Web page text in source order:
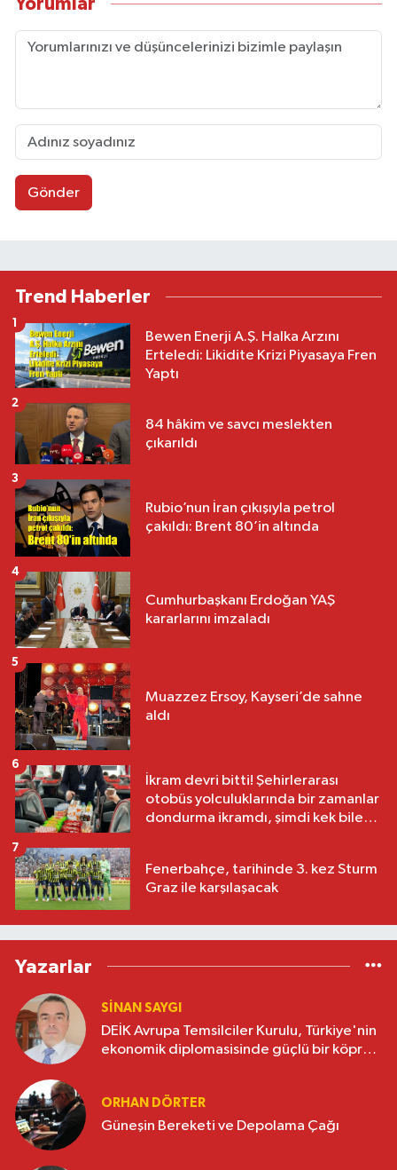
Gönder
Trend Haberler
Bewen Enerji A.Ş. Halka Arzını
Erteledi: Likidite Krizi Piyasaya Fren
Yaptı
1
84 hâkim ve savcı meslekten
çıkarıldı
2
Rubio’nun İran çıkışıyla petrol
çakıldı: Brent 80’in altında
3
Cumhurbaşkanı Erdoğan YAŞ
kararlarını imzaladı
4
Muazzez Ersoy, Kayseri’de sahne
aldı
5
İkram devri bitti! Şehirlerarası
otobüs yolculuklarında bir zamanlar
dondurma ikramdı, şimdi kek bile
6
Fenerbahçe, tarihinde 3. kez Sturm
Graz ile karşılaşacak
7
Yazarlar
SINAN SAYGI
DEİK Avrupa Temsilciler Kurulu, Türkiye'nin
ekonomik diplomasisinde güçlü bir köprü
ORHAN DÖRTER
Güneşin Bereketi ve Depolama Çağı